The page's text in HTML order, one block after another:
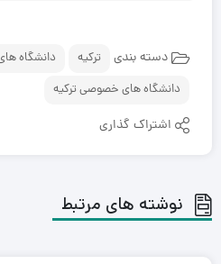
دسته بندی ترکیه
دانشگاه
دانشگاه های خصوصی ترکیه
اشتراک گذاری
نوشته های مرتبط